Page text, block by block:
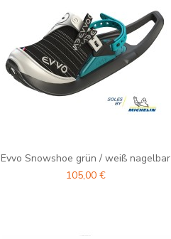
Evvo Snowshoe grün / weiß nagelbar
105,00 €